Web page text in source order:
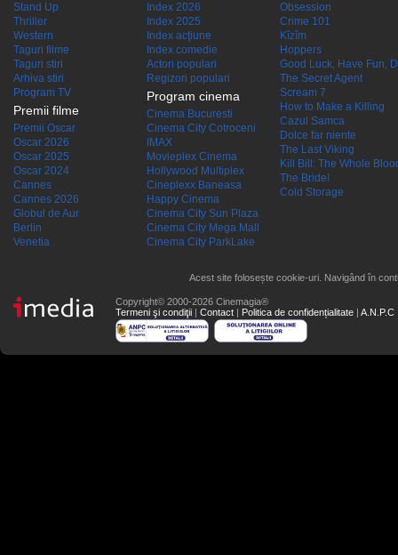
Stand Up
Thriller
Western
Taguri filme
Taguri stiri
Arhiva stiri
Program TV
Premii filme
Premii Oscar
Oscar 2026
Oscar 2025
Oscar 2024
Cannes
Cannes 2026
Globul de Aur
Berlin
Venetia
Index 2026
Index 2025
Index acţiune
Index comedie
Actori populari
Regizori populari
Program cinema
Cinema Bucuresti
Cinema City Cotroceni
IMAX
Movieplex Cinema
Hollywood Multiplex
Cineplexx Baneasa
Happy Cinema
Cinema City Sun Plaza
Cinema City Mega Mall
Cinema City ParkLake
Obsession
Crime 101
Kîzîm
Hoppers
Good Luck, Have Fun,
The Secret Agent
Scream 7
How to Make a Killing
Cazul Samca
Dolce far niente
The Last Viking
Kill Bill: The Whole
The Bride!
Cold Storage
Acest site folosește cookie-uri. Navigând în
Copyright© 2000-2026 Cinemagia®
Termeni şi condiţii | Contact | Politica de confidențialitate | A.N.P.C